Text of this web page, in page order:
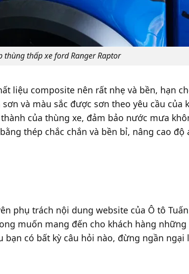
thùng thấp xe ford Ranger Raptor
liệu composite nên rất nhẹ và bền, hạn
và màu sắc được sơn theo yêu cầu
của thùng xe, đảm bảo nước mưa
thép chắc chắn và bền bỉ, nâng cao độ
phụ trách nội dung website của Ô tô
muốn mang đến cho khách hàng
bạn có bất kỳ câu hỏi nào, đừng ngần ngại